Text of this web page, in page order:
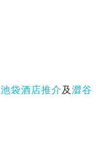
池袋酒店推介 及 澀谷